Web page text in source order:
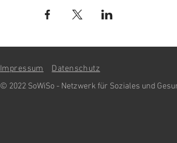
Impressum
Datenschutz
© 2022 SoWiSo - Netzwerk für Soziales und